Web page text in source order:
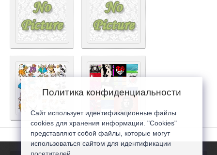
Политика конфиденциальности
Сайт использует идентификационные файлы
cookies для хранения информации. "Cookies"
представляют собой файлы, которые могут
использоваться сайтом для идентификации